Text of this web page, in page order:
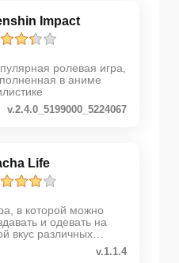
Impact
ролевая игра,
в аниме
v.2.4.0_5199000_5224067
Life
в которой можно
и одевать на
вкус различных
v.1.1.4